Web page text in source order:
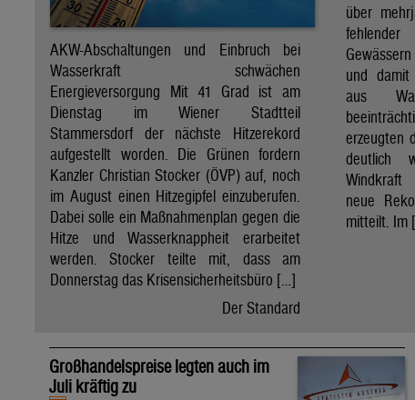
AKW-Abschaltungen und Einbruch bei
Wasserkraft schwächen
Energieversorgung Mit 41 Grad ist am
Dienstag im Wiener Stadtteil
Stammersdorf der nächste Hitzerekord
aufgestellt worden. Die Grünen fordern
Kanzler Christian Stocker (ÖVP) auf, noch
im August einen Hitzegipfel einzuberufen.
Dabei solle ein Maßnahmenplan gegen die
Hitze und Wasserknappheit erarbeitet
werden. Stocker teilte mit, dass am
Donnerstag das Krisensicherheitsbüro […]
Der Standard
über
fehlender
und
aus
erzeugten
deutlich
Windkraft
neue
mitteilt. Im
Großhandelspreise legten auch im
Juli kräftig zu